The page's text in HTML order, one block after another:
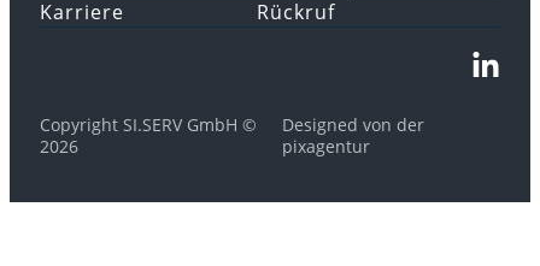
Karriere
Rückruf
Copyright SI.SERV GmbH ©
2026
Designed von der
pixagentur